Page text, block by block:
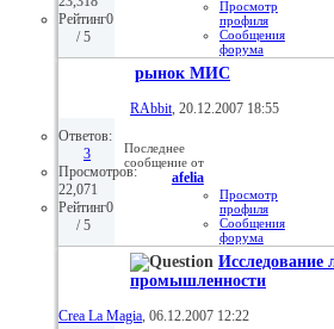
Рейтинг0
/ 5
Просмотр
профиля
Сообщения
форума
Просмотр
статей
14:00
рынок МИС
RAbbit , 20.12.2007 18:55
Ответов:
3
Просмотров:
22,071
Рейтинг0
/ 5
Последнее
сообщение от
afelia
Просмотр
профиля
Сообщения
форума
статей
03.03.2008,
Исследование
промышленности
Crea La Magia, 06.12.2007 12:22